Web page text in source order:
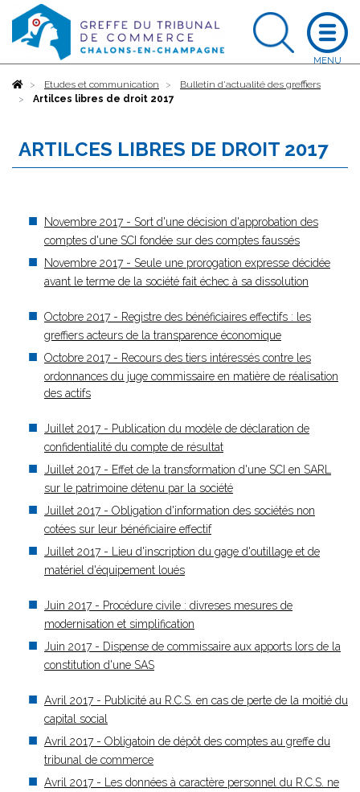
AccueilEtudes et communication
Bulletin d'actualité des greffiers
Artilces libres de droit 2017
ARTILCES LIBRES DE DROIT 2017
Novembre 2017 - Sort d'une décision d'approbation des
comptes d'une SCI fondée sur des comptes faussés
Novembre 2017 - Seule une prorogation expresse décidée
avant le terme de la société fait échec à sa dissolution
Octobre 2017 - Registre des bénéficiaires effectifs : les
greffiers acteurs de la transparence économique
Octobre 2017 - Recours des tiers intéressés contre les
ordonnances du juge commissaire en matière de réalisation
des actifs
Juillet 2017 - Publication du modèle de déclaration de
confidentialité du compte de résultat
Juillet 2017 - Effet de la transformation d'une SCI en SARL
sur le patrimoine détenu par la société
Juillet 2017 - Obligation d'information des sociétés non
cotées sur leur bénéficiaire effectif
Juillet 2017 - Lieu d'inscription du gage d'outillage et de
matériel d'équipement loués
Juin 2017 - Procédure civile : divreses mesures de
modernisation et simplification
Juin 2017 - Dispense de commissaire aux apports lors de la
constitution d'une SAS
Avril 2017 - Publicité au R.C.S. en cas de perte de la moitié du
capital social
Avril 2017 - Obligatoin de dépôt des comptes au greffe du
tribunal de commerce
Avril 2017 - Les données à caractère personnel du R.C.S. ne